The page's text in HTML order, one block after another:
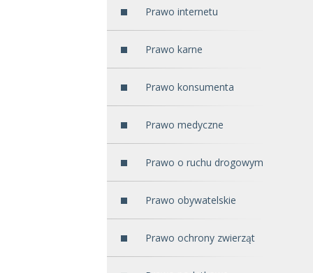
Prawo internetu
Prawo karne
Prawo konsumenta
Prawo medyczne
Prawo o ruchu drogowym
Prawo obywatelskie
Prawo ochrony zwierząt